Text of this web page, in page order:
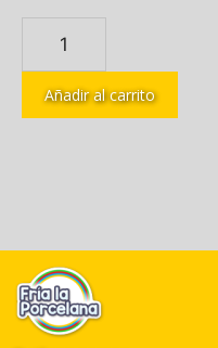
Añadir al carrito